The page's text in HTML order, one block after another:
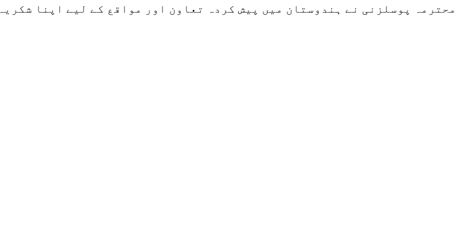
محترمہ پوسلزنی نے ہندوستان میں پیش کردہ تعاون اور مواقع کے لیے اپنا